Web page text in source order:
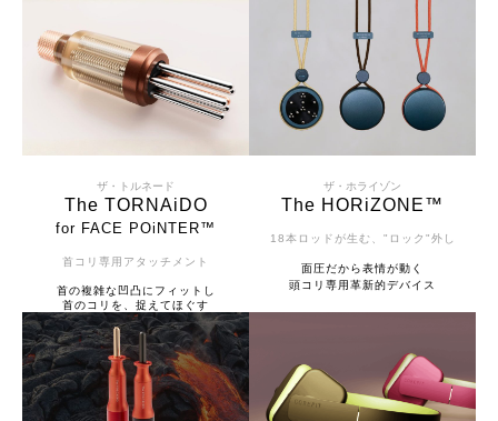
ザ・トルネード
The TORNAiDO
for FACE POiNTER™
首コリ専用アタッチメント
首の複雑な凹凸にフィットし
首のコリを、捉えてほぐす
ザ・ホライゾン
The HORiZONE™
18本ロッドが生む、"ロック"外し
面圧だから表情が動く
頭コリ専用革新的デバイス